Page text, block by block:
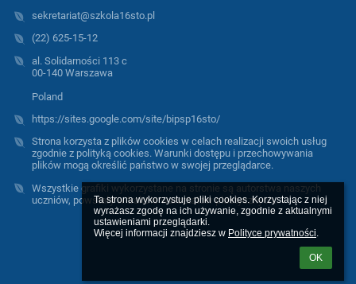
Ta strona wykorzystuje pliki cookies. Korzystając z niej
wyrażasz zgodę na ich używanie, zgodnie z aktualnymi
ustawieniami przeglądarki.
Więcej informacji znajdziesz w Polityce prywatności.
OK
sekretariat@szkola16sto.pl
(22) 625-15-12
al. Solidarności 113 c
00-140 Warszawa
Poland
https://sites.google.com/site/bipsp16sto/
Strona korzysta z plików cookies w celach realizacji swoich usług
zgodnie z polityką cookies. Warunki dostępu i przechowywania
plików mogą określić państwo w swojej przeglądarce.
Wszystkie grafiki wykorzystane na stronie są autorstwa naszych
uczniów, powstały w trakcie warsztatów plastycznych.